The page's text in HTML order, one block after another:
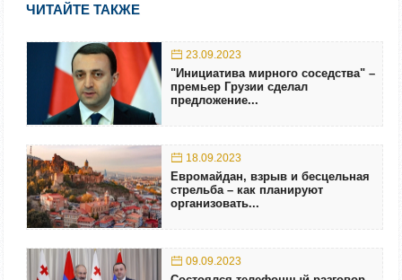
ЧИТАЙТЕ ТАКЖЕ
23.09.2023
"Инициатива мирного соседства" –
премьер Грузии сделал
предложение...
18.09.2023
Евромайдан, взрыв и бесцельная
стрельба – как планируют
организовать...
09.09.2023